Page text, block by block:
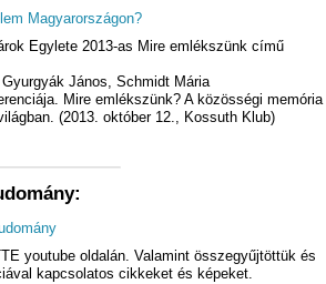
Magyarországon?
Egylete 2013-as Mire emlékszünk című
János, Schmidt Mária
Mire emlékszünk? A közösségi memória
(2013. október 12., Kossuth Klub)
youtube oldalán. Valamint összegyűjtöttük és
kapcsolatos cikkeket és képeket.